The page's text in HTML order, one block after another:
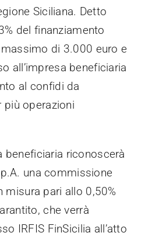
Siciliana. Detto
del finanziamento
di 3.000 euro e
all’impresa beneficiaria
al confidi da
più operazioni
beneficiaria riconoscerà
una commissione
pari allo 0,50%
che verrà
IRFIS FinSicilia all’atto